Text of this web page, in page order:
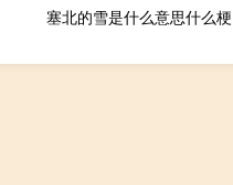
塞北的雪是什么意思什么梗